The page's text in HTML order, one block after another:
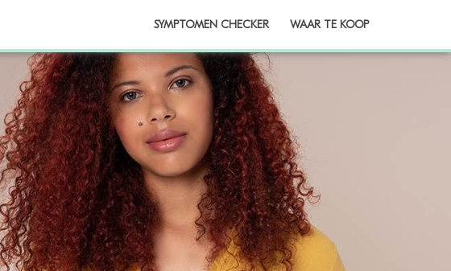
SYMPTOMEN CHECKER WAAR TE KOOP